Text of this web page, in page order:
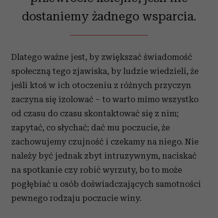
dostaniemy żadnego wsparcia.
Dlatego ważne jest, by zwiększać świadomość
społeczną tego zjawiska, by ludzie wiedzieli, że
jeśli ktoś w ich otoczeniu z różnych przyczyn
zaczyna się izolować – to warto mimo wszystko
od czasu do czasu skontaktować się z nim;
zapytać, co słychać; dać mu poczucie, że
zachowujemy czujność i czekamy na niego. Nie
należy być jednak zbyt intruzywnym, naciskać
na spotkanie czy robić wyrzuty, bo to może
pogłębiać u osób doświadczających samotności
pewnego rodzaju poczucie winy.